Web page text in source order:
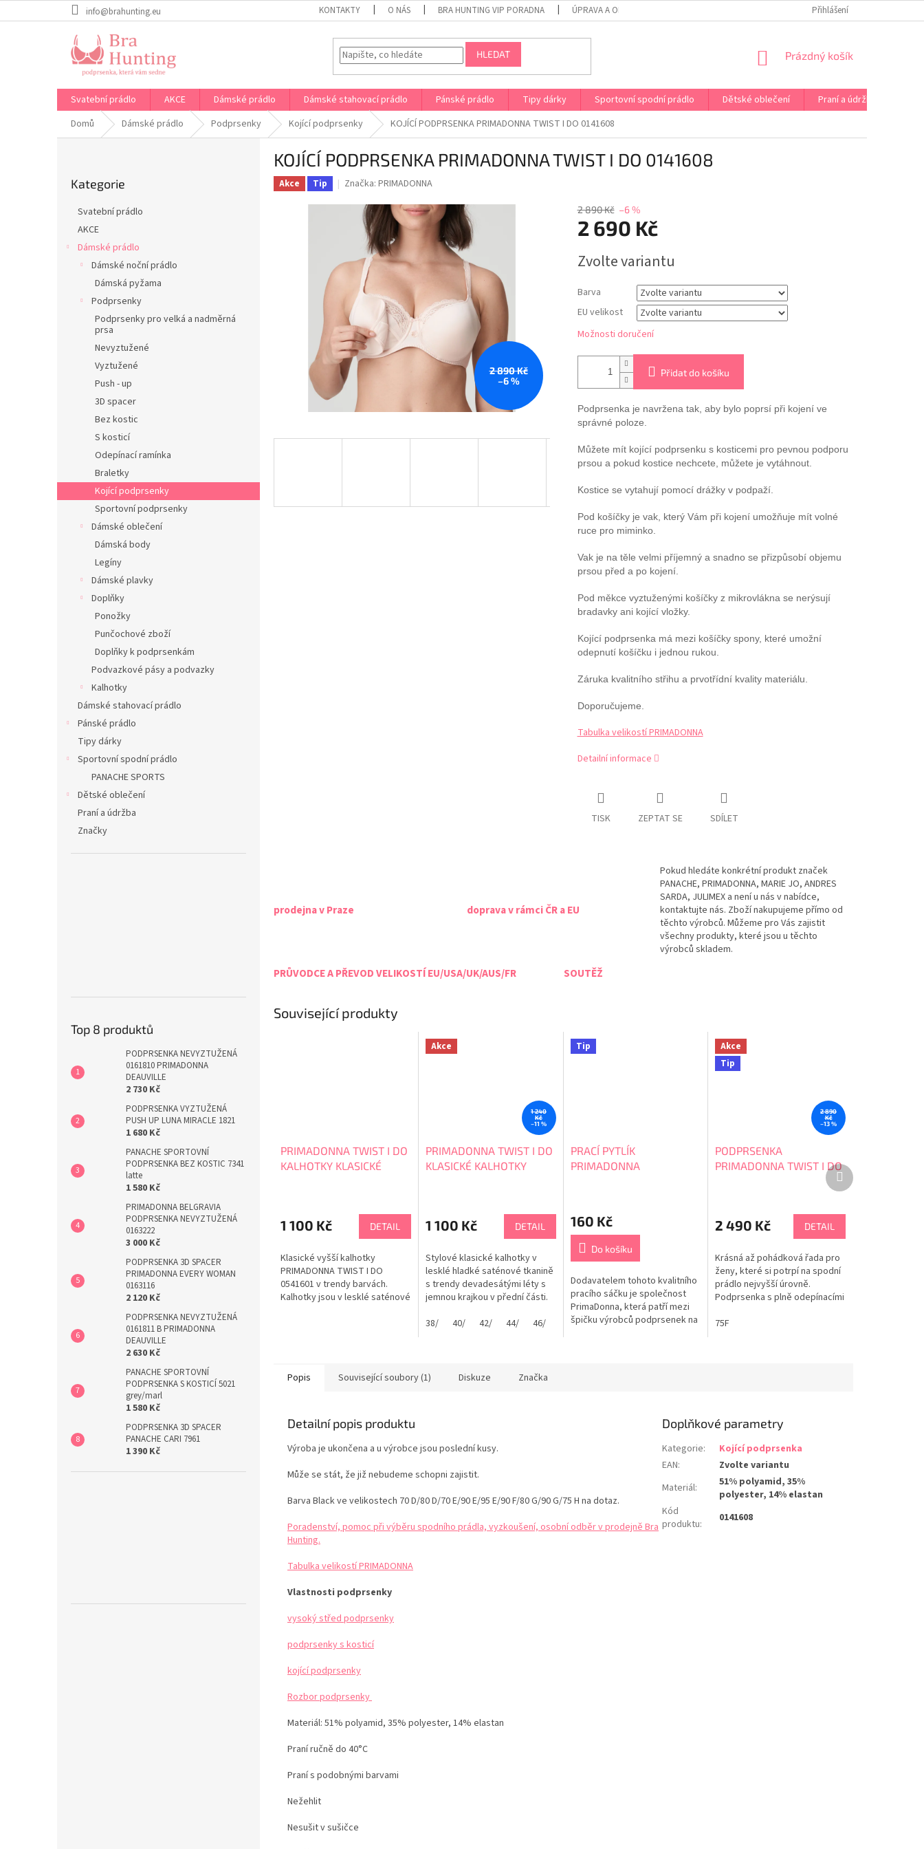
na
info@brahunting.eu KONTAKTY O NÁS BRA HUNTING VIP PORADNA ÚPRAVA A OPRAVA PRÁDLA NA MÍRU DOPRAVA A PLATBA ČR A EU
Přihlášení
HLEDAT
NÁKUPNÍ
Prázdný košík
Svatební prádlo AKCE Dámské prádlo Dámské stahovací prádlo Pánské prádlo Tipy dárky Sportovní spodní prádlo Dětské oblečení Praní a údržba
Domů
Dámské prádlo Podprsenky Kojící podprsenky KOJÍCÍ PODPRSENKA PRIMADONNA TWIST I DO 0141608
kategorie
Kategorie
Svatební prádlo
AKCE
Dámské prádlo
Dámské noční prádlo
Dámská pyžama
Podprsenky
Podprsenky pro velká a nadměrná
prsa
Nevyztužené
Vyztužené
Push - up
3D spacer
Bez kostic
S kosticí
Odepínací ramínka
Braletky
Kojící podprsenky
Sportovní podprsenky
Dámské oblečení
Dámská body
Legíny
Dámské plavky
Doplňky
Ponožky
Punčochové zboží
Doplňky k podprsenkám
Podvazkové pásy a podvazky
Kalhotky
Dámské stahovací prádlo
Pánské prádlo
Tipy dárky
Sportovní spodní prádlo
PANACHE SPORTS
Dětské oblečení
Praní a údržba
Značky
Top 8 produktů
PODPRSENKA NEVYZTUŽENÁ
0161810 PRIMADONNA
DEAUVILLE
2 730 Kč
PODPRSENKA VYZTUŽENÁ
PUSH UP LUNA MIRACLE 1821
1 680 Kč
PANACHE SPORTOVNÍ
PODPRSENKA BEZ KOSTIC 7341
latte
1 580 Kč
PRIMADONNA BELGRAVIA
PODPRSENKA NEVYZTUŽENÁ
0163222
3 000 Kč
PODPRSENKA 3D SPACER
PRIMADONNA EVERY WOMAN
0163116
2 120 Kč
PODPRSENKA NEVYZTUŽENÁ
0161811 B PRIMADONNA
DEAUVILLE
2 630 Kč
PANACHE SPORTOVNÍ
PODPRSENKA S KOSTICÍ 5021
grey/marl
1 580 Kč
PODPRSENKA 3D SPACER
PANACHE CARI 7961
1 390 Kč
KOJÍCÍ PODPRSENKA PRIMADONNA TWIST I DO 0141608
Akce Tip Značka: PRIMADONNA
2 890 Kč
–6 %
2 890 Kč –6 %
2 690 Kč
cena:
Zvolte variantu
Barva
EU velikost
Možnosti doručení
Přidat do košíku
Podprsenka je navržena tak, aby bylo poprsí při kojení ve
správné poloze.
Můžete mít kojící podprsenku s kosticemi pro pevnou podporu
prsou a pokud kostice nechcete, můžete je vytáhnout.
Kostice se vytahují pomocí drážky v podpaží.
Pod košíčky je vak, který Vám při kojení umožňuje mít volné
ruce pro miminko.
Vak je na těle velmi příjemný a snadno se přizpůsobí objemu
prsou před a po kojení.
Pod měkce vyztuženými košíčky z mikrovlákna se nerýsují
bradavky ani kojící vložky.
Kojící podprsenka má mezi košíčky spony, které umožní
odepnutí košíčku i jednou rukou.
Záruka kvalitního střihu a prvotřídní kvality materiálu.
Doporučujeme.
Tabulka velikostí PRIMADONNA
Detailní informace
TISK ZEPTAT SE SDÍLET
prodejna v Praze doprava v rámci ČR a EU
Pokud hledáte konkrétní produkt značek
PANACHE, PRIMADONNA, MARIE JO, ANDRES
SARDA, JULIMEX a není u nás v nabídce,
kontaktujte nás. Zboží nakupujeme přímo od
těchto výrobců. Můžeme pro Vás zajistit
všechny produkty, které jsou u těchto
výrobců skladem.
PRŮVODCE A PŘEVOD VELIKOSTÍ EU/USA/UK/AUS/FR SOUTĚŽ
Související produkty
PRIMADONNA TWIST I DO
KALHOTKY KLASICKÉ
1 100 Kč DETAIL
Klasické vyšší kalhotky
PRIMADONNA TWIST I DO
0541601 v trendy barvách.
Kalhotky jsou v lesklé saténové
elegantní krajka na bocích
Akce
1 240
Kč
–11 %
PRIMADONNA TWIST I DO
KLASICKÉ KALHOTKY
1 100 Kč DETAIL
Stylové klasické kalhotky v
lesklé hladké saténové tkanině
s trendy devadesátými léty s
jemnou krajkou v přední části.
tvořeno plochými pod
velikostí PRIMADONNA
38/ 40/ 42/ 44/ 46/ 48/
Tip
PRACÍ PYTLÍK
PRIMADONNA
produktu
je
5,0
z
hvězdiček.
160 Kč
Do košíku
Dodavatelem tohoto kvalitního
pracího sáčku je společnost
PrimaDonna, která patří mezi
špičku výrobců podprsenek na
Akce
Tip
2 890
Kč
–13 %
PODPRSENKA
PRIMADONNA TWIST I DO
2 490 Kč DETAIL
Krásná až pohádková řada pro
ženy, které si potrpí na spodní
prádlo nejvyšší úrovně.
Podprsenka s plně odepínacími
Twist I Do. Pěnové měkké
75F
Další
produkt
Popis Související soubory (1) Diskuze Značka
Detailní popis produktu
Výroba je ukončena a u výrobce jsou poslední kusy.
Může se stát, že již nebudeme schopni zajistit.
Barva Black ve velikostech 70 D/80 D/70 E/90 E/95 E/90 F/80 G/90 G/75 H na dotaz.
Poradenství, pomoc při výběru spodního prádla, vyzkoušení, osobní odběr v prodejně Bra
Hunting.
Tabulka velikostí PRIMADONNA
Vlastnosti podprsenky
vysoký střed podprsenky
podprsenky s kosticí
kojící podprsenky
Rozbor podprsenky
Materiál: 51% polyamid, 35% polyester, 14% elastan
Praní ručně do 40°C
Praní s podobnými barvami
Nežehlit
Nesušit v sušičce
Doplňkové parametry
Kategorie:
Kojící podprsenka
EAN:
Zvolte variantu
Materiál:
51% polyamid, 35%
polyester, 14% elastan
Kód
produktu: 0141608